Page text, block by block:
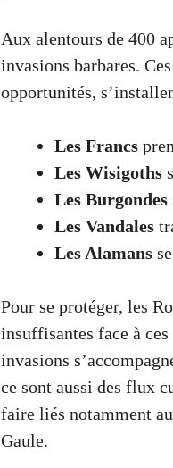
Aux alentours de 400
invasions barbares.
opportunités,
Les Francs
Les Wisigoths
Les Burgondes
Les Vandales
Les Alamans
Pour se protéger, les
insuffisantes face à
invasions
ce sont aussi des flux
faire liés notamment
Gaule.